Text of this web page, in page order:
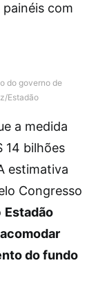
com
do governo de
Estadão
a medida
14 bilhões
estimativa
Congresso
Estadão
do fundo